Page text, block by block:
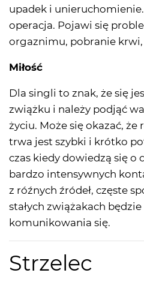
upadek i
operacja. Pojawi się
orgaznimu, pobranie
Miłość
Dla singli to znak, że się
zwiążku i należy podjąć
życiu. Może się okazać,
trwa jest szybki i krótko
czas kiedy dowiedzą się o
bardzo intensywnych
z róźnych źródeł, częste
stałych zwiążakach
komunikowania się.
Strzelec